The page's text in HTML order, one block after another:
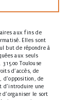
aux fins de
Elles sont
but de répondre à
aux seuls
Toulouse
d’accès, de
de
d’introduire une
d’organiser le sort